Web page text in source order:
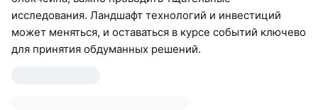
исследования. Ландшафт технологий и инвестиций
может меняться, и оставаться в курсе событий ключево
для принятия обдуманных решений.